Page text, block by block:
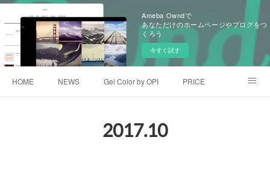
Ameba Owndで
あなただけのホームページやブログをつ
くろう
今すぐ試す
HOME NEWS Gel Color by OPI PRICE
2017.10